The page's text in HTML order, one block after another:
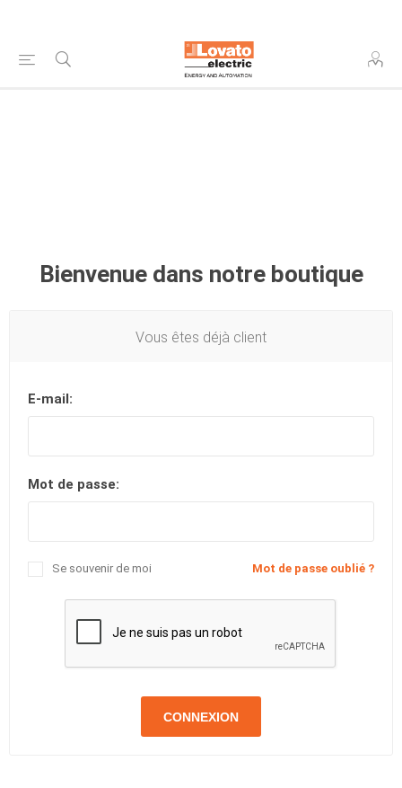
Bienvenue dans notre boutique
Vous êtes déjà client
E-mail:
Mot de passe:
Mot de passe oublié ?
Se souvenir de moi
CONNEXION